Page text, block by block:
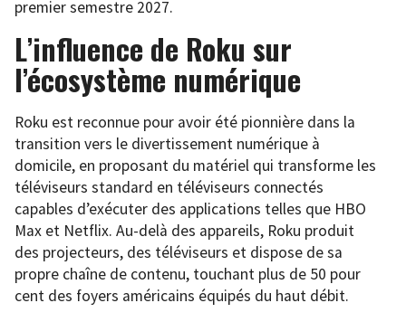
premier semestre 2027.
L’influence de Roku sur
l’écosystème numérique
Roku est reconnue pour avoir été pionnière dans la
transition vers le divertissement numérique à
domicile, en proposant du matériel qui transforme les
téléviseurs standard en téléviseurs connectés
capables d’exécuter des applications telles que HBO
Max et Netflix. Au-delà des appareils, Roku produit
des projecteurs, des téléviseurs et dispose de sa
propre chaîne de contenu, touchant plus de 50 pour
cent des foyers américains équipés du haut débit.